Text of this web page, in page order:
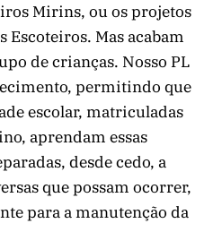
Mirins, ou os projetos
Escoteiros. Mas acabam
de crianças. Nosso PL
permitindo que
escolar, matriculadas
aprendam essas
desde cedo, a
que possam ocorrer,
para a manutenção da